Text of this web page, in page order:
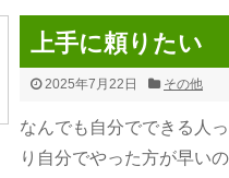
上手に頼りたい
2025年7月22日 その他
なんでも自分でできる人
り自分でやった方が早い